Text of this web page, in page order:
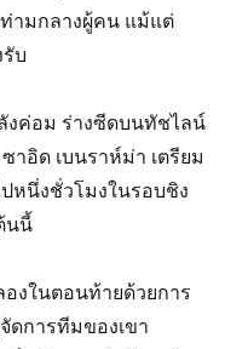
ามกลางผู้คน แม้แต่
บ
งค่อม ร่างซีดบนทัชไลน์
าอิด เบนราห์ม่า เตรียม
หนึ่งชั่วโมงในรอบชิง
นนี้
องในตอนท้ายด้วยการ
ดการทีมของเขา